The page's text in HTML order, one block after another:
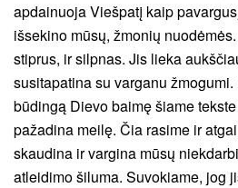
apdainuoja Viešpatį kaip
išsekino mūsų, žmonių
stiprus, irsilpnas. Jis lieka
susitapatina su varganu
būdingą Dievo baimę šiame
pažadina meilę. Čia rasime ir
skaudina ir vargina mūsų
atleidimo šiluma. Suvokiame, jog